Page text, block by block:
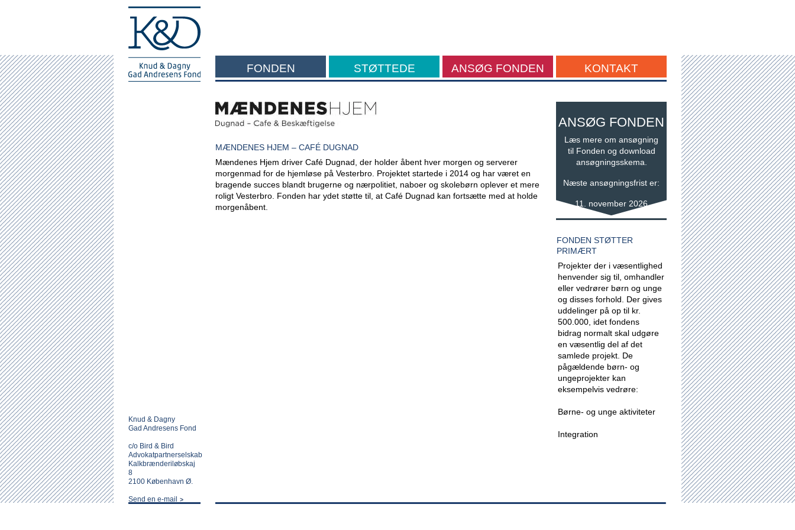
FONDEN STØTTEDE ANSØG FONDEN KONTAKT
MÆNDENES HJEM – CAFÉ DUGNAD
Mændenes Hjem driver Café Dugnad, der holder åbent hver morgen og serverer
morgenmad for de hjemløse på Vesterbro. Projektet startede i 2014 og har været en
bragende succes blandt brugerne og nærpolitiet, naboer og skolebørn oplever et mere
roligt Vesterbro. Fonden har ydet støtte til, at Café Dugnad kan fortsætte med at holde
morgenåbent.
ANSØG FONDEN
Læs mere om ansøgning
til Fonden og download
ansøgningsskema.
Næste ansøgningsfrist er:
11. november 2026
FONDEN STØTTER
PRIMÆRT
Projekter der i væsentlighed
henvender sig til, omhandler
eller vedrører børn og unge
og disses forhold. Der gives
uddelinger på op til kr.
500.000, idet fondens
bidrag normalt skal udgøre
en væsentlig del af det
samlede projekt. De
pågældende børn- og
ungeprojekter kan
eksempelvis vedrøre:
Børne- og unge aktiviteter
Integration
Knud & Dagny
Gad Andresens Fond
c/o Bird & Bird
Advokatpartnerselskab
Kalkbrænderiløbskaj
8
2100 København Ø.
Send en e-mail